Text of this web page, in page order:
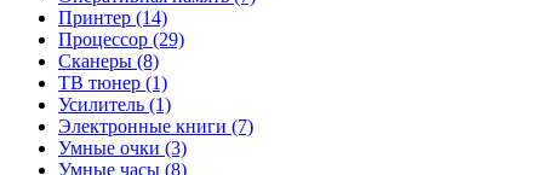
Принтер (14)
Процессор (29)
Сканеры (8)
ТВ тюнер (1)
Усилитель (1)
Электронные книги (7)
Умные очки (3)
Умные часы (8)